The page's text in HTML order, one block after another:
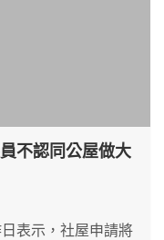
不認同公屋做大
表示，社屋申請將